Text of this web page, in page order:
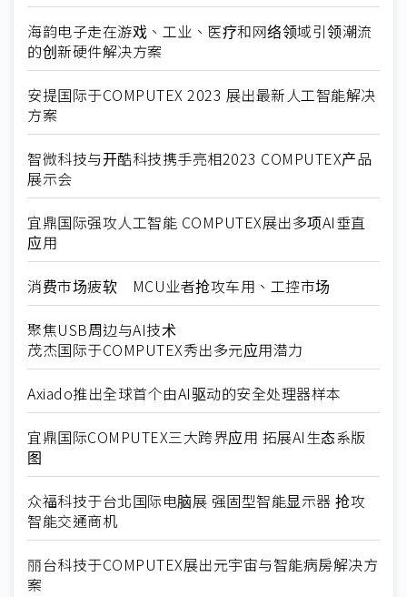
海韵电子走在游戏、工业、医疗和网络领域引领潮流
的创新硬件解决方案
安提国际于COMPUTEX 2023 展出最新人工智能解决
方案
智微科技与开酷科技携手亮相2023 COMPUTEX产品
展示会
宜鼎国际强攻人工智能 COMPUTEX展出多项AI垂直
应用
消费市场疲软 MCU业者抢攻车用、工控市场
聚焦USB周边与AI技术
茂杰国际于COMPUTEX秀出多元应用潜力
Axiado推出全球首个由AI驱动的安全处理器样本
宜鼎国际COMPUTEX三大跨界应用 拓展AI生态系版
图
众福科技于台北国际电脑展 强固型智能显示器 抢攻
智能交通商机
丽台科技于COMPUTEX展出元宇宙与智能病房解决方
案